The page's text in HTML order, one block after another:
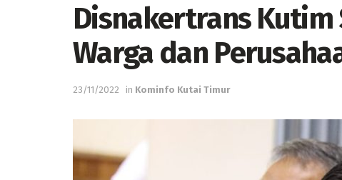
Disnakertrans
Warga dan
23/11/2022 in Kominfo Kutai Timur